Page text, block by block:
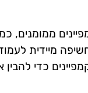
חשיפה מיידית
כדי להבין